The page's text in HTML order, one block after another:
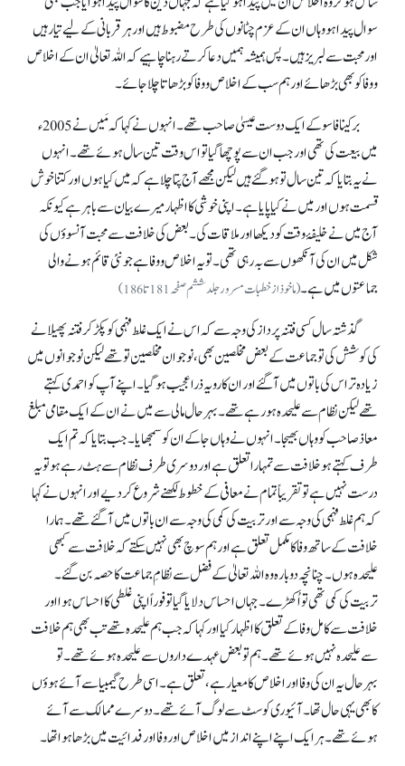
سوال پیدا ہو وہاں ان کے عزم چٹانوں کی طرح مضبوط ہیں اور ہر قربانی کے لیے تیار ہیں
اور محبت سے لبریز ہیں۔ پس ہمیشہ ہمیں دعا کرتے رہنا چاہیے کہ اللہ تعالیٰ ان کے اخلاص
و وفا کو بھی بڑھائے اور ہم سب کے اخلاص و وفا کو بڑھاتا چلا جائے۔
برکینا فاسو کے ایک دوست عیسیٰ صاحب تھے۔ انہوں نے کہا کہ مَیں نے 2005ء
میں بیعت کی تھی اور جب ان سے پوچھا گیا تو اس وقت تین سال ہوئے تھے۔ انہوں
نے یہ بتایاکہ تین سال تو ہو گئے ہیں لیکن مجھے آج پتا چلا ہےکہ میں کیا ہوں اور کتنا خوش
قسمت ہوں اور میں نے کیا پایا ہے۔ اپنی خوشی کا اظہار میرے بیان سے باہر ہے کیونکہ
آج میں نے خلیفۂ وقت کو دیکھا اور ملاقات کی۔ بعض کی خلافت سے محبت آنسوؤں کی
شکل میں ان کی آنکھوں سے بہ رہی تھی۔ تو یہ اخلاص ووفا ہے جو نئی قائم ہونے والی
جماعتوں میں ہے۔(ماخوذ از خطبات مسرور جلد ششم صفحہ 181 تا 186)
گذشتہ سال کسی فتنہ پرداز کی وجہ سے کہ اس نے ایک غلط فہمی کو پکڑ کر فتنہ پھیلانے
کی کوشش کی تو جماعت کے بعض مخلصین بھی، نوجوان مخلصین تو تھے لیکن نوجوانوں میں
زیادہ تر اس کی باتوں میں آ گئے اور ان کا رویہ ذرا عجیب ہو گیا۔ اپنے آپ کو احمدی کہتے
تھے لیکن نظام سے علیحدہ ہو رہے تھے۔ بہرحال مالی سے میں نے ان کے ایک مقامی مبلغ
معاذ صاحب کو وہاں بھیجا۔ انہوں نے وہاں جا کے ان کو سمجھایا۔ جب بتایا کہ تم ایک
طرف کہتے ہو خلافت سے تمہاراتعلق ہے اور دوسری طرف نظام سے ہٹ رہے ہو تو یہ
درست نہیں ہے تو تقریباً تمام نے معافی کے خطوط لکھنے شروع کر دیے اور انہوں نے کہا
کہ ہم غلط فہمی کی وجہ سے اور تربیت کی کمی کی وجہ سے ان باتوں میں آ گئے تھے۔ ہمارا
خلافت کے ساتھ وفا کا مکمل تعلق ہے اور ہم سوچ بھی نہیں سکتے کہ خلافت سے کبھی
علیحدہ ہوں۔ چنانچہ دوبارہ وہ اللہ تعالیٰ کے فضل سے نظامِ جماعت کا حصہ بن گئے۔
تربیت کی کمی تھی تو اُکھڑے۔ جہاں احساس دلایا گیا تو فوراً اپنی غلطی کا احساس ہوا اور
خلافت سے کامل وفا کے تعلق کا اظہار کیا اور کہا کہ جب ہم علیحدہ تھے تب بھی ہم خلافت
سے علیحدہ نہیں ہوئے تھے۔ ہم تو بعض عہدے داروں سے علیحدہ ہوئے تھے۔ تو
بہرحال یہ ان کی وفا اور اخلاص کا معیار ہے، تعلق ہے۔ اسی طرح گیمبیا سے آئے ہوؤں
کا بھی یہی حال تھا۔ آئیوری کوسٹ سے لوگ آئے تھے۔ دوسرے ممالک سے آئے
ہوئے تھے۔ ہر ایک اپنے اپنے انداز میں اخلاص اور وفا اور فدائیت میں بڑھا ہوا تھا۔